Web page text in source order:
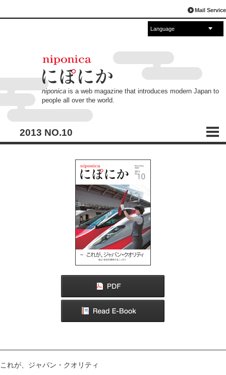
Mail Service
Language
中文
русский
العربية
niponica is a web magazine that introduces modern Japan to
people all over the world.
2013 NO.10
日本はどのように安全を求めてきたのか
安全を追い求める日本車
安全とともに走る、新幹線
まごころを運ぶ日本の流通サービス
いつでもどこでも便利で安全
おいしいを守る
暮らしを支えるジャパン・クオリティ
最新医療で病に挑む
ニッポンみやげ
箸
これが、ジャパン・クオリティ